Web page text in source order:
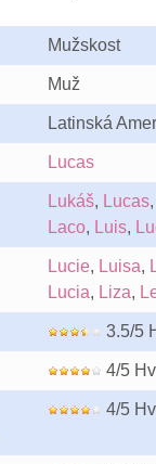
Mužskost
Muž
Latinská
Lucas
Lukáš, Lucas,
Laco, Luis,
Lucie, Luisa,
Lucia, Liza,
3.5/5
4/5
4/5